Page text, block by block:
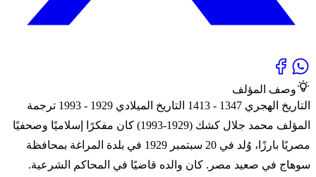
وصف المؤلف
التاريخ الهجري 1347 - 1413 التاريخ الميلادي 1929 - 1993 ترجمة
المؤلف محمد جلال كشك (1929-1993) كان مفكرًا إسلاميًا وصحفيًا
مصريًا بارزًا، وُلد في 20 سبتمبر 1929 في بلدة المراغة بمحافظة
سوهاج في صعيد مصر. كان والده قاضيًا في المحاكم الشرعية.